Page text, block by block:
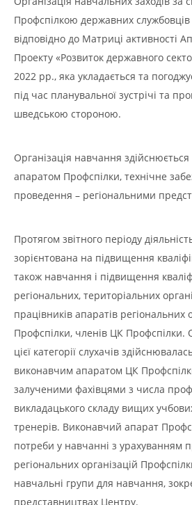
Профспілкою державних службовців
відповідно до Матриці активності
Проекту «Розвиток державного
2022 рр., яка укладається та
під час планувальної зустрічі та
шведською стороною.
Органiзацiя навчання
апаратом Профспілки, технічне
проведення – регіональними
Протягом звітного періоду
зорієнтована на підвищення
також навчання і підвищення
регіональних, територіальних
працівників апаратів регіональних
Профспілки, членів ЦК Профспілки.
цієї категорії слухачів
виконавчим апаратом ЦК
залученими фахівцями з числа
викладацького складу вищих
тренерів. Виконавчий апарат
потреби у навчанні з урахуванням
регіональних організацій
навчальні групи для навчання,
представництвах Центру.